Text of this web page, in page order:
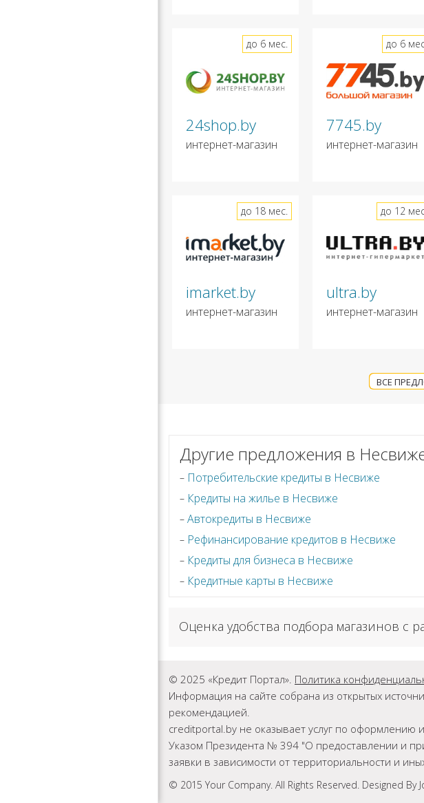
24shop.by
интернет-магазин
до 6 мес.
7745.by
интернет-магазин
до 6
imarket.by
интернет-магазин
до 18 мес.
ultra.by
интернет-магазин
до 12
ВСЕ
Другие предложения в
Потребительские кредиты в Несвиже
Кредиты на жилье в Несвиже
Автокредиты в Несвиже
Рефинансирование кредитов в Несвиже
Кредиты для бизнеса в Несвиже
Кредитные карты в Несвиже
Оценка удобства подбора магазинов с
© 2025 «Кредит Портал». Политика
Информация на сайте собрана из открытых
рекомендацией.
creditportal.by не оказывает услуг по оформлению
Указом Президента № 394 "О предоставлении и
заявки в зависимости от территориальности и
© 2015 Your Company. All Rights Reserved. Designed By